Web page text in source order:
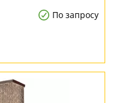
По запросу